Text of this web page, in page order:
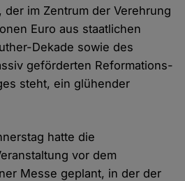
im Zentrum der Verehrung
Euro aus staatlichen
Dekade sowie des
geförderten Reformations-
steht, ein glühender
hatte die
vor dem
Messe geplant, in der der